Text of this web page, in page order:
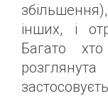
інших, і
Багато